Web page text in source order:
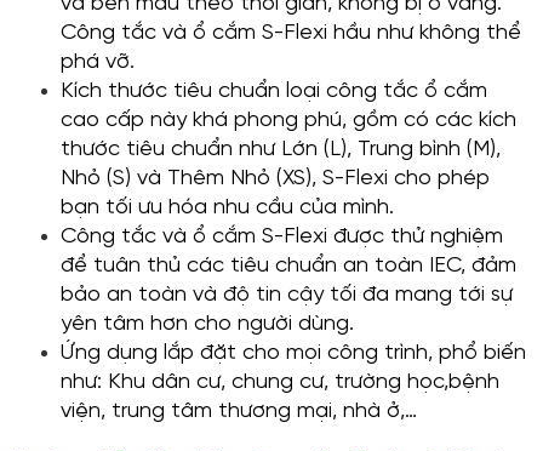
Công tắc và ổ cắm S-Flexi hầu như không thể
phá vỡ.
Kích thước tiêu chuẩn loại công tắc ổ cắm
cao cấp này khá phong phú, gồm có các kích
thước tiêu chuẩn như Lớn (L), Trung bình (M),
Nhỏ (S) và Thêm Nhỏ (XS), S-Flexi cho phép
bạn tối ưu hóa nhu cầu của mình.
Công tắc và ổ cắm S-Flexi được thử nghiệm
để tuân thủ các tiêu chuẩn an toàn IEC, đảm
bảo an toàn và độ tin cậy tối đa mang tới sự
yên tâm hơn cho người dùng.
Ứng dụng lắp đặt cho mọi công trình, phổ biến
như: Khu dân cư, chung cư, trường học,bệnh
viện, trung tâm thương mại, nhà ở,…